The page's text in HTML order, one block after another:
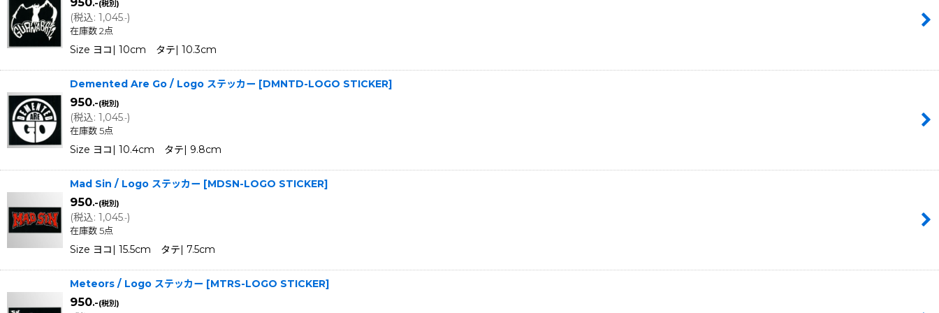
.-(税別)
(税込: 1,045.-)
在庫数 2点
Size ヨコ| 10cm タテ| 10.3cm
Demented Are Go / Logo ステッカー [DMNTD-LOGO STICKER]
950.-(税別)
(税込: 1,045.-)
在庫数 5点
Size ヨコ| 10.4cm タテ| 9.8cm
Mad Sin / Logo ステッカー [MDSN-LOGO STICKER]
950.-(税別)
(税込: 1,045.-)
在庫数 5点
Size ヨコ| 15.5cm タテ| 7.5cm
Meteors / Logo ステッカー [MTRS-LOGO STICKER]
950.-(税別)